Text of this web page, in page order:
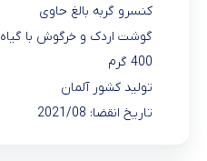
کنسرو گربه بالغ حاوی
گوشت اردک و خرگوش با گیاه
400 گرم
تولید کشور آلمان
تاریخ انقضا: 2021/08